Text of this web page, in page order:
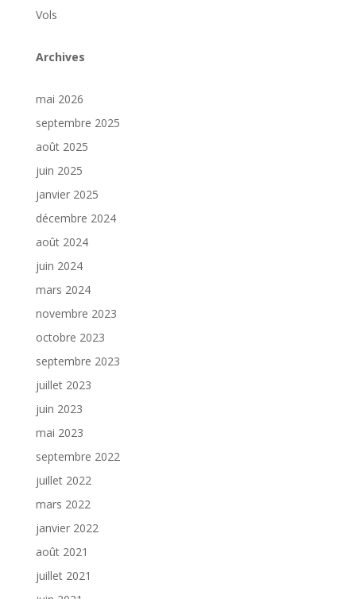
Vols
Archives
mai 2026
septembre 2025
août 2025
juin 2025
janvier 2025
décembre 2024
août 2024
juin 2024
mars 2024
novembre 2023
octobre 2023
septembre 2023
juillet 2023
juin 2023
mai 2023
septembre 2022
juillet 2022
mars 2022
janvier 2022
août 2021
juillet 2021